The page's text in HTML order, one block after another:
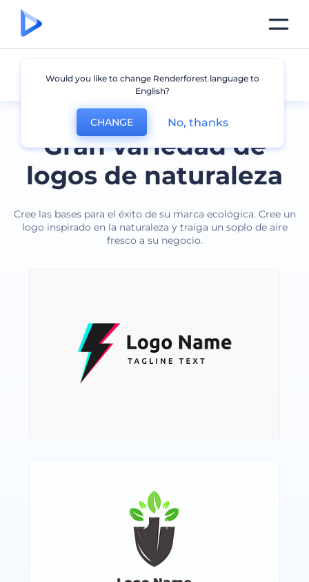
Gran variedad de
logos de naturaleza
Cree las bases para el éxito de su marca ecológica. Cree un
logo inspirado en la naturaleza y traiga un soplo de aire
fresco a su negocio.
Naturaleza
Would you like to change Renderforest language to
English?
CHANGE No, thanks